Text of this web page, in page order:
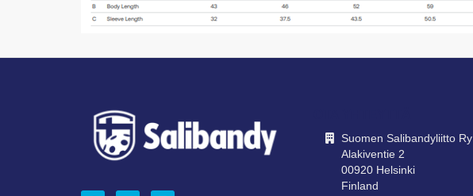
Suomen Salibandyliitto Ry
Alakiventie 2
00920 Helsinki
Finland